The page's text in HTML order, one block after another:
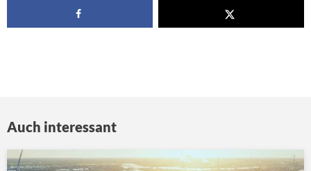
Auch interessant